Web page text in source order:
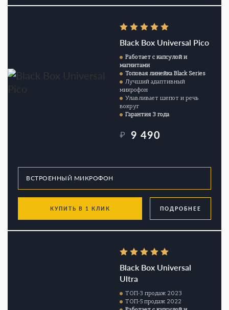
Black Box Universal Pico
Работает с капсулой и
магнитами
Топовая линейка Black Series
Лучший адаптивный
микрофон
Улавливает шепот и речь
вокруг
Гарантия 3 года
₽ 9 490
КУПИТЬ В 1 КЛИК ПОДРОБНЕЕ
Black Box Universal
Ultra
ТОП-3 продаж 2023
ТОП-5 продаж 2022